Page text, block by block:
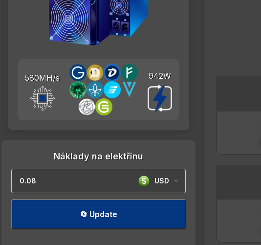
580MH/s 942W
Náklady na elektřinu
USD
🔄 Update